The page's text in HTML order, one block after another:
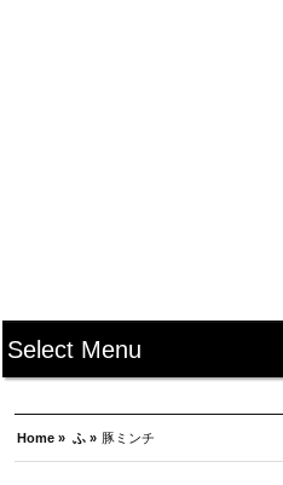
Home » ふ » 豚ミンチ